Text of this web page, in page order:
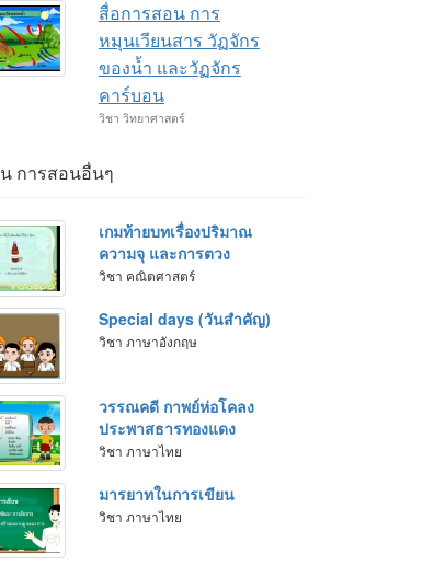
สื่อการสอน การ
หมุนเวียนสาร วัฏจักร
ของน้ำ และวัฏจักร
คาร์บอน
วิชา วิทยาศาสตร์
น การสอนอื่นๆ
เกมท้ายบทเรื่องปริมาณ
ความจุ และการตวง
วิชา คณิตศาสตร์
Special days (วันสำคัญ)
วิชา ภาษาอังกฤษ
วรรณคดี กาพย์ห่อโคลง
ประพาสธารทองแดง
วิชา ภาษาไทย
มารยาทในการเขียน
วิชา ภาษาไทย